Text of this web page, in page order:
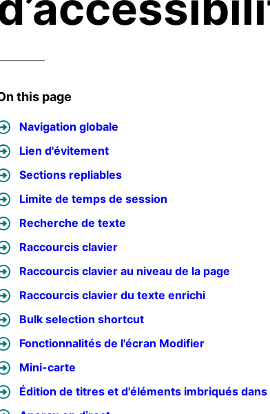
this page
Navigation globale
Lien d'évitement
Sections repliables
Limite de temps de session
Recherche de texte
Raccourcis clavier
Raccourcis clavier au niveau de la page
Raccourcis clavier du texte enrichi
Bulk selection shortcut
Fonctionnalités de l'écran Modifier
Mini-carte
Édition de titres et d'éléments imbriqués